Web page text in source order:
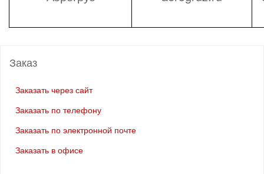
Заказ
Заказать через сайт
Заказать по телефону
Заказать по электронной почте
Заказать в офисе